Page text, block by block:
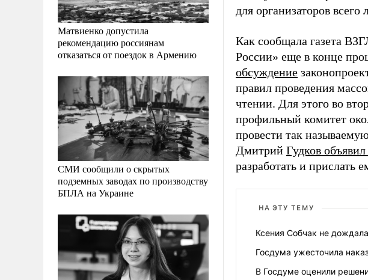
Матвиенко допустила
рекомендацию россиянам
отказаться от поездок в Армению
СМИ сообщили о скрытых
подземных заводах по производству
БПЛА на Украине
для организаторов
Как сообщала газета
России» еще в конце
обсуждение
правил проведения
чтении. Для этого во
профильный комитет
провести так
Дмитрий Гудков
разработать и прислать
НА ЭТУ ТЕМУ
Ксения Собчак не
Госдума ужесточила
В Госдуме оценили